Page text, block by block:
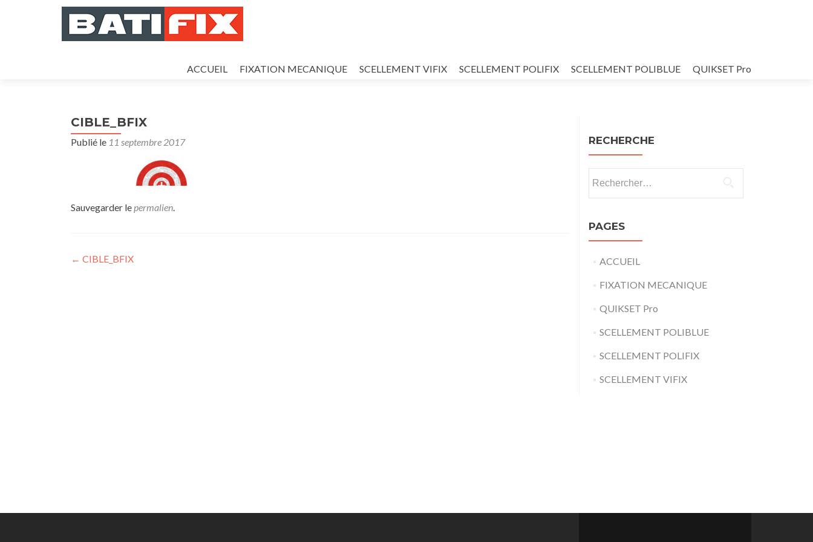
au
ACCUEIL FIXATION MECANIQUE SCELLEMENT VIFIX SCELLEMENT POLIFIX SCELLEMENT POLIBLUE QUIKSET Pro
CIBLE_BFIX
Publié le 11 septembre 2017
Sauvegarder lepermalien.
Navigation
← CIBLE_BFIX
RECHERCHE
PAGES
ACCUEIL
FIXATION MECANIQUE
QUIKSET Pro
SCELLEMENT POLIBLUE
SCELLEMENT POLIFIX
SCELLEMENT VIFIX